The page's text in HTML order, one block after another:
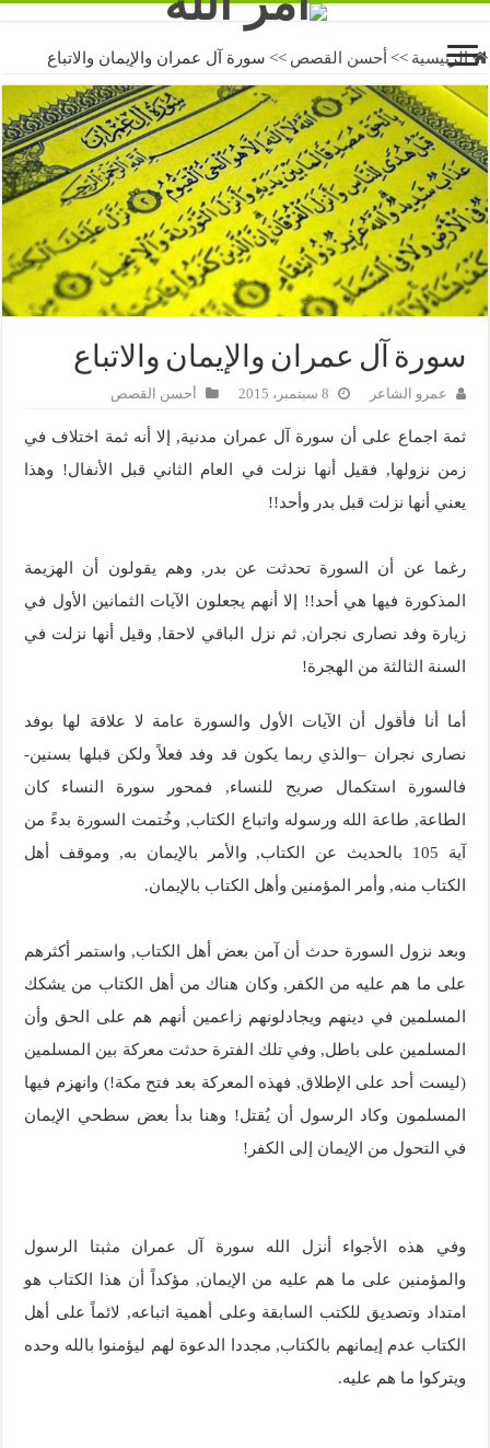
الرئيسية >> أحسن القصص >> سورة آل عمران والإيمان والاتباع
سورة آل عمران والإيمان والاتباع
عمرو الشاعر 8 سبتمبر، 2015 أحسن القصص
ثمة اجماع على أن سورة آل عمران مدنية, إلا أنه ثمة اختلاف في
زمن نزولها, فقيل أنها نزلت في العام الثاني قبل الأنفال! وهذا
يعني أنها نزلت قبل بدر وأحد!!
رغما عن أن السورة تحدثت عن بدر, وهم يقولون أن الهزيمة
المذكورة فيها هي أحد!! إلا أنهم يجعلون الآيات الثمانين الأول في
زيارة وفد نصارى نجران, ثم نزل الباقي لاحقا, وقيل أنها نزلت في
السنة الثالثة من الهجرة!
أما أنا فأقول أن الآيات الأول والسورة عامة لا علاقة لها بوفد
نصارى نجران –والذي ربما يكون قد وفد فعلاً ولكن قبلها بسنين-
فالسورة استكمال صريح للنساء, فمحور سورة النساء كان
الطاعة, طاعة الله ورسوله واتباع الكتاب, وخُتمت السورة بدءً من
آية 105 بالحديث عن الكتاب, والأمر بالإيمان به, وموقف أهل
الكتاب منه, وأمر المؤمنين وأهل الكتاب بالإيمان.
وبعد نزول السورة حدث أن آمن بعض أهل الكتاب, واستمر أكثرهم
على ما هم عليه من الكفر, وكان هناك من أهل الكتاب من يشكك
المسلمين في دينهم ويجادلونهم زاعمين أنهم هم على الحق وأن
المسلمين على باطل, وفي تلك الفترة حدثت معركة بين المسلمين
(ليست أحد على الإطلاق, فهذه المعركة بعد فتح مكة!) وانهزم فيها
المسلمون وكاد الرسول أن يُقتل! وهنا بدأ بعض سطحي الإيمان
في التحول من الإيمان إلى الكفر!
وفي هذه الأجواء أنزل الله سورة آل عمران مثبتا الرسول
والمؤمنين على ما هم عليه من الإيمان, مؤكداً أن هذا الكتاب هو
امتداد وتصديق للكتب السابقة وعلى أهمية اتباعه, لائماً على أهل
الكتاب عدم إيمانهم بالكتاب, مجددا الدعوة لهم ليؤمنوا بالله وحده
ويتركوا ما هم عليه.